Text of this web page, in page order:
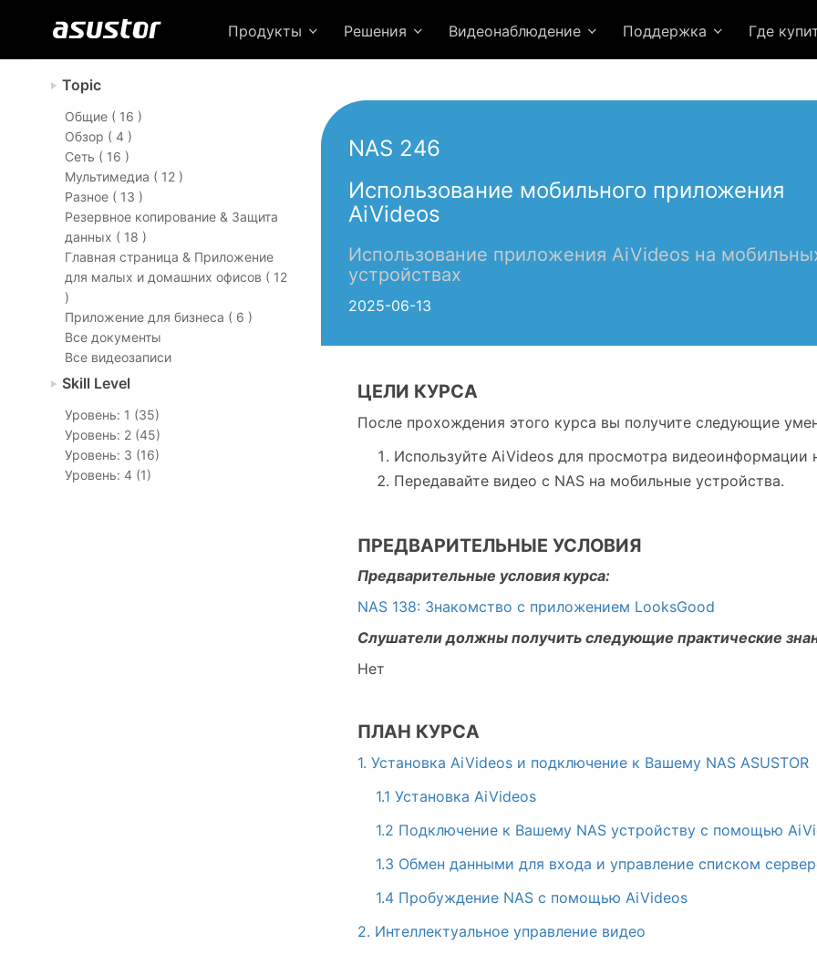
Продукты Решения Видеонаблюдение Поддержка Где
Topic
Общие ( 16 )
Обзор ( 4 )
Сеть ( 16 )
Мультимедиа ( 12 )
Разное ( 13 )
Резервное копирование & Защита
данных ( 18 )
Главная страница & Приложение
для малых и домашних офисов ( 12
)
Приложение для бизнеса ( 6 )
Все документы
Все видеозаписи
Skill Level
Уровень: 1 (35)
Уровень: 2 (45)
Уровень: 3 (16)
Уровень: 4 (1)
NAS 246
Использование мобильного приложения
AiVideos
Использование приложения AiVideos на
устройствах
2025-06-13
ЦЕЛИ КУРСА
После прохождения этого курса вы получите следующие
Используйте AiVideos для просмотра видеоинформации
Передавайте видео с NAS на мобильные устройства.
ПРЕДВАРИТЕЛЬНЫЕ УСЛОВИЯ
Предварительные условия курса:
NAS 138: Знакомство с приложением LooksGood
Слушатели должны получить следующие практические
Нет
ПЛАН КУРСА
1. Установка AiVideos и подключение к Вашему NAS ASUSTOR
1.1 Установка AiVideos
1.2 Подключение к Вашему NAS устройству с помощью
1.3 Обмен данными для входа и управление списком
1.4 Пробуждение NAS с помощью AiVideos
2. Интеллектуальное управление видео